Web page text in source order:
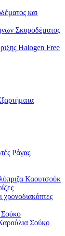
και
Σκυροδέματος
Halogen Free
Ράγας
Καουτσούκ
Σούκο
Σούκο